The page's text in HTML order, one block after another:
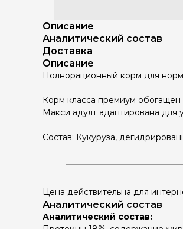
Описание
Аналитический состав
Доставка
Описание
Полнорационный корм для
Корм класса премиум
Mакси адулт адаптирована
Состав: Кукуруза,
Цена действительна для
Аналитический состав
Аналитический состав: